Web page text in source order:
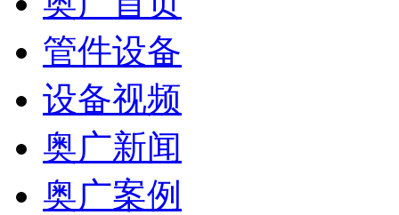
管件设备
设备视频
奥广新闻
奥广案例